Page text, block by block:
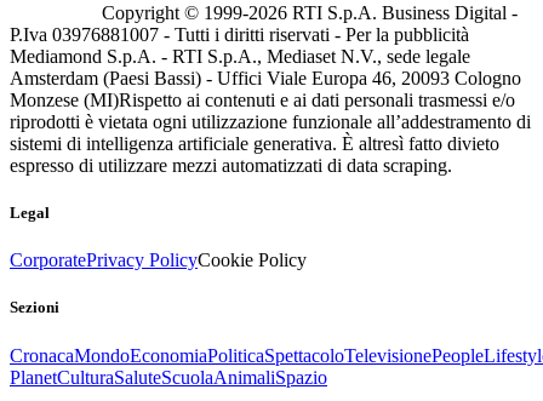
Copyright © 1999-2026 RTI S.p.A. Business Digital -
P.Iva 03976881007 - Tutti i diritti riservati - Per la pubblicità
Mediamond S.p.A. - RTI S.p.A., Mediaset N.V., sede legale
Amsterdam (Paesi Bassi) - Uffici Viale Europa 46, 20093 Cologno
Monzese (MI)Rispetto ai contenuti e ai dati personali trasmessi e/o
riprodotti è vietata ogni utilizzazione funzionale all’addestramento di
sistemi di intelligenza artificiale generativa. È altresì fatto divieto
espresso di utilizzare mezzi automatizzati di data scraping.
Legal
CorporatePrivacy PolicyCookie Policy
Sezioni
CronacaMondoEconomiaPoliticaSpettacoloTelevisionePeople
PlanetCulturaSaluteScuolaAnimaliSpazio